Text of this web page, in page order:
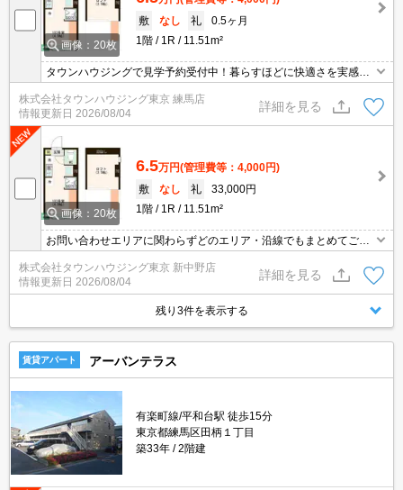
画像：20枚
敷
なし 礼
0.5ヶ月
1階
1R 11.51m²
タウンハウジングで見学予約受付中！暮らすほどに快適さを実感で
きる設備仕様！駅前商業施設の多さ！日常の買い物に便利！
株式会社タウンハウジング東京 練馬店
情報更新日 2026/08/04
詳細を見る
画像：20枚
6.5万円(管理費等：4,000円)
敷
なし 礼
33,000円
1階
1R 11.51m²
お問い合わせエリアに関わらずどのエリア・沿線でもまとめてご紹
介可能です！！迷われている場合はますご相談くださいませ。
株式会社タウンハウジング東京 新中野店
情報更新日 2026/08/04
詳細を見る
残り3件を表示する
賃貸アパート アーバンテラス
有楽町線/平和台駅 徒歩15分
東京都練馬区田柄１丁目
築33年
2階建